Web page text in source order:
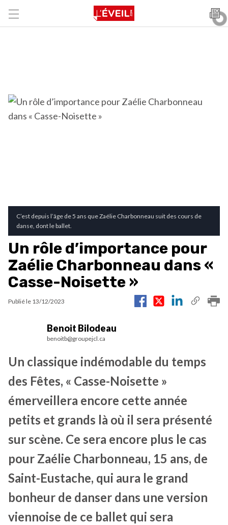
C’est depuis l’âge de 5 ans que Zaélie Charbonneau suit des cours de
danse, dont le ballet.
Un rôle d’importance pour
Zaélie Charbonneau dans «
Casse-Noisette »
Publié le 13/12/2023
Benoit Bilodeau
benoitb@groupejcl.ca
Un classique indémodable du temps
des Fêtes, « Casse-Noisette »
émerveillera encore cette année
petits et grands là où il sera présenté
sur scène. Ce sera encore plus le cas
pour Zaélie Charbonneau, 15 ans, de
Saint-Eustache, qui aura le grand
bonheur de danser dans une version
viennoise de ce ballet qui sera